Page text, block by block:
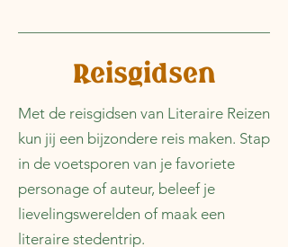
Reisgidsen
Met de reisgidsen van Literaire Reizen
kun jij een bijzondere reis maken. Stap
in de voetsporen van je favoriete
personage of auteur, beleef je
lievelingswerelden of maak een
literaire stedentrip.